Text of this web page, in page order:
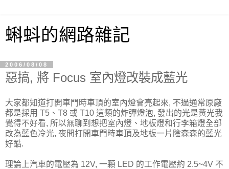
蝌蚪的網路雜記
2006/08/08
惡搞, 將 Focus 室內燈改裝成藍光
大家都知道打開車門時車頂的室內燈會亮起來, 不過通常原廠
都是採用 T5、T8 或 T10 這類的炸彈燈泡, 發出的光是黃光我
覺得不好看, 所以無聊到想把室內燈、地板燈和行李箱燈全部
改為藍色冷光, 夜間打開車門時車頂及地板一片陰森森的藍光
好酷.
理論上汽車的電壓為 12V, 一顆 LED 的工作電壓約 2.5~4V 不